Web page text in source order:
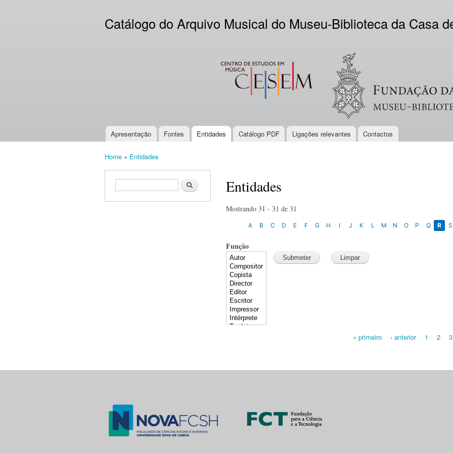
content
Catálogo do Arquivo Musical do Museu-Biblioteca da Casa
CESEM Logo VV
Main menu
Apresentação Fontes Entidades Catálogo PDF Ligações relevantes Contactos
Home » Entidades
Search form Search Entidades
Mostrando 31 - 31 de 31
A B C D E F G H I J K L M N O P Q R S
Função
« primeiro ‹ anterior 1 2 3